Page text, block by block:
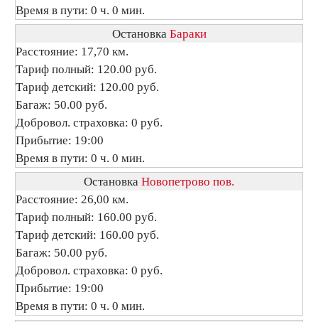
Время в пути: 0 ч. 0 мин.
Остановка Бараки
Расстояние: 17,70 км.
Тариф полный: 120.00 руб.
Тариф детский: 120.00 руб.
Багаж: 50.00 руб.
Добровол. страховка: 0 руб.
Прибытие: 19:00
Время в пути: 0 ч. 0 мин.
Остановка Новопетрово пов.
Расстояние: 26,00 км.
Тариф полный: 160.00 руб.
Тариф детский: 160.00 руб.
Багаж: 50.00 руб.
Добровол. страховка: 0 руб.
Прибытие: 19:00
Время в пути: 0 ч. 0 мин.